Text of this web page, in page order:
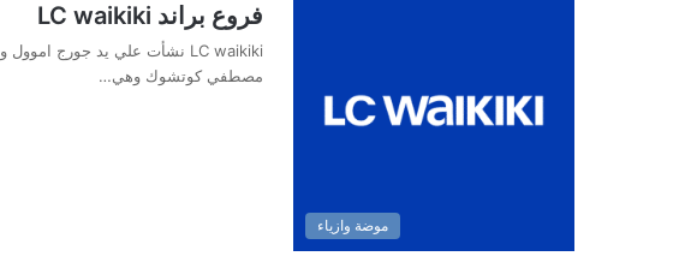
موضة وازياء
فروع براند LC waikiki
مصطفي كوتشوك وهي…